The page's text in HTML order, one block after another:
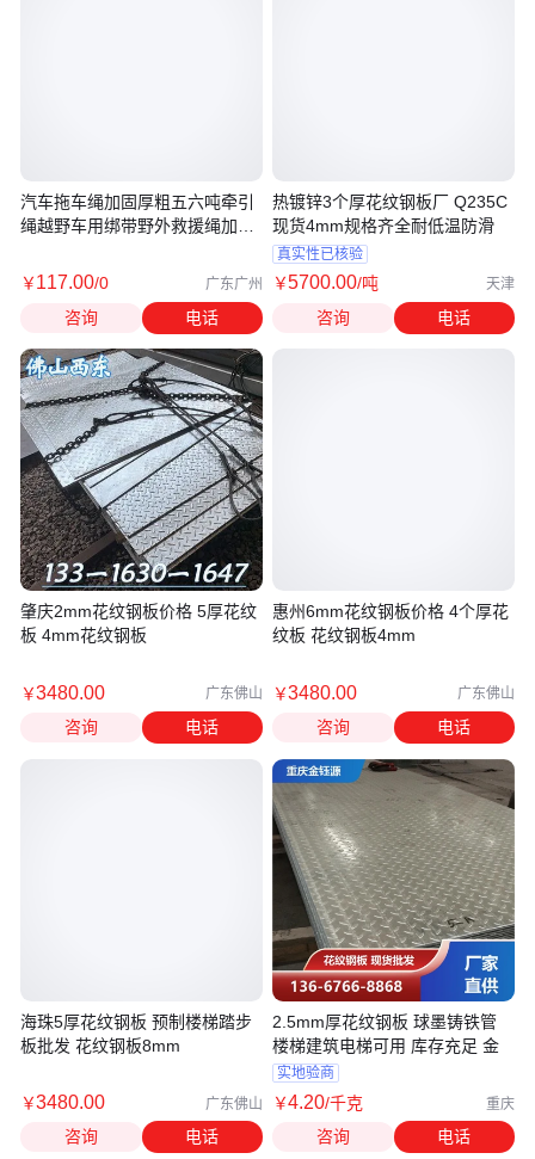
汽车拖车绳加固厚粗五六吨牵引
绳越野车用绑带野外救援绳加硬
￥117.00/0 广东广州
咨询 电话
肇庆2mm花纹钢板价格 5厚花纹
板 4mm花纹钢板
￥3480.00 广东佛山
咨询 电话
海珠5厚花纹钢板 预制楼梯踏步
板批发 花纹钢板8mm
￥3480.00 广东佛山
咨询 电话
热镀锌3个厚花纹钢板厂 Q235C
现货4mm规格齐全耐低温防滑
真实性已核验
￥5700.00/吨 天津
咨询 电话
惠州6mm花纹钢板价格 4个厚花
纹板 花纹钢板4mm
￥3480.00 广东佛山
咨询 电话
2.5mm厚花纹钢板 球墨铸铁管
楼梯建筑电梯可用 库存充足 金
实地验商
￥4.20/千克 重庆
咨询 电话